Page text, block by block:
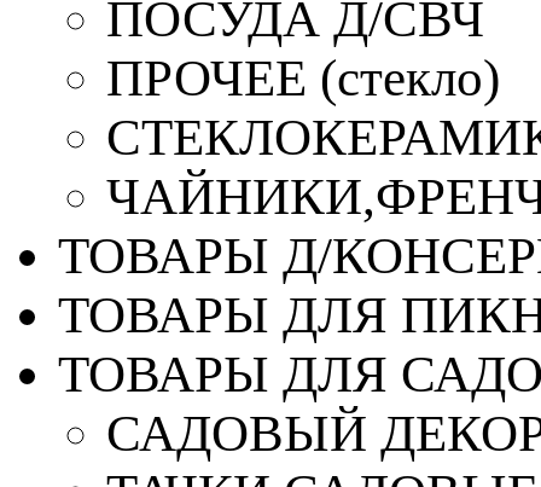
ПОСУДА Д/СВЧ
ПРОЧЕЕ (стекло)
ТОВАРЫ Д/
ТОВАРЫ ДЛЯ
ТОВАРЫ ДЛЯ
САДОВЫЙ